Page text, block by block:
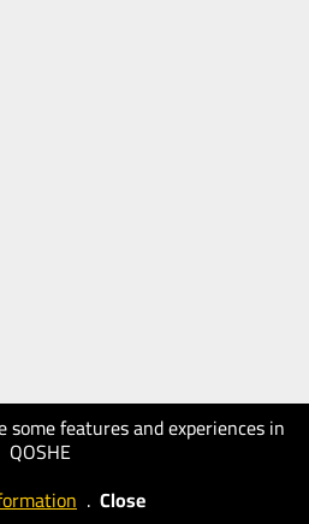
some features and experiences in
QOSHE
. Close